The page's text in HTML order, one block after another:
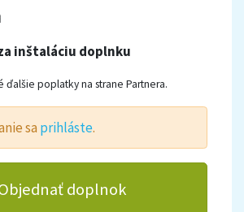
inštaláciu doplnku
ďalšie poplatky na strane Partnera.
sa prihláste.
doplnok